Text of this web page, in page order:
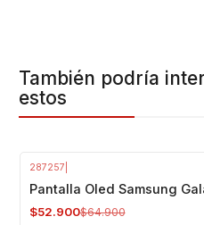
También podría
estos
287257
Pantalla Oled Samsung
$52.900$64.900